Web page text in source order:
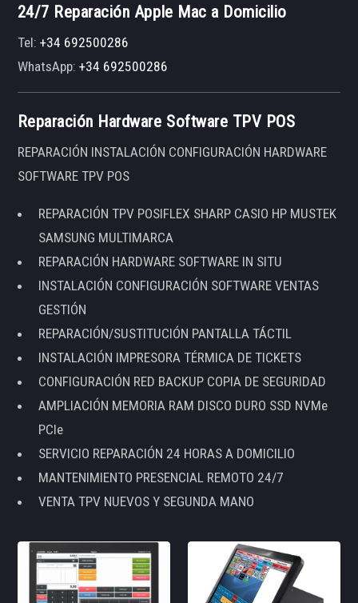
24/7 Reparación Apple Mac a Domicilio
Tel:+34 692500286
WhatsApp:+34 692500286
Reparación Hardware Software TPV POS
REPARACIÓN INSTALACIÓN CONFIGURACIÓN HARDWARE
SOFTWARE TPV POS
REPARACIÓN TPV POSIFLEX SHARP CASIO HP MUSTEK
SAMSUNG MULTIMARCA
REPARACIÓN HARDWARE SOFTWARE IN SITU
INSTALACIÓN CONFIGURACIÓN SOFTWARE VENTAS
GESTIÓN
REPARACIÓN/SUSTITUCIÓN PANTALLA TÁCTIL
INSTALACIÓN IMPRESORA TÉRMICA DE TICKETS
CONFIGURACIÓN RED BACKUP COPIA DE SEGURIDAD
AMPLIACIÓN MEMORIA RAM DISCO DURO SSD NVMe
PCIe
SERVICIO REPARACIÓN 24 HORAS A DOMICILIO
MANTENIMIENTO PRESENCIAL REMOTO 24/7
VENTA TPV NUEVOS Y SEGUNDA MANO